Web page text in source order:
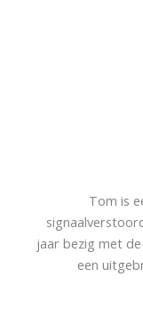
Tom is
jaar bezig met
een